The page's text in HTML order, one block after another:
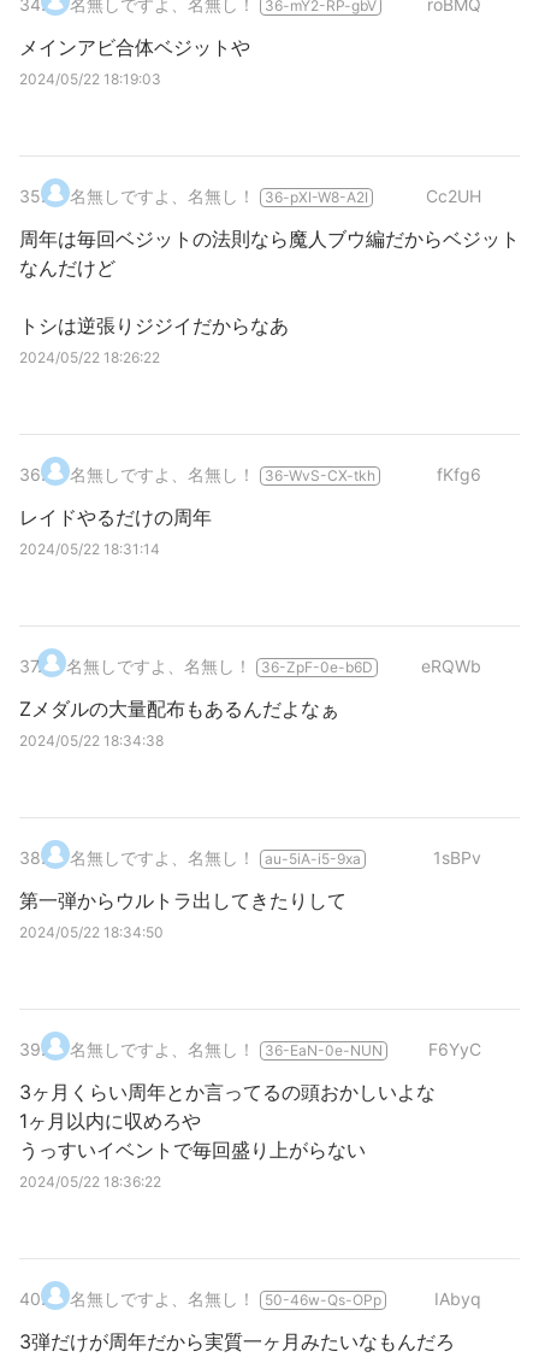
36-mY2-RP-gbV
メインアビ合体ベジットや
2024/05/22 18:19:03
35. 名無しですよ、名無し！ 36-pXI-W8-A2I Cc2UH
周年は毎回ベジットの法則なら魔人ブウ編だからベジット
なんだけど
トシは逆張りジジイだからなあ
2024/05/22 18:26:22
36. 名無しですよ、名無し！ 36-WvS-CX-tkh fKfg6
レイドやるだけの周年
2024/05/22 18:31:14
37. 名無しですよ、名無し！ 36-ZpF-0e-b6D eRQWb
Zメダルの大量配布もあるんだよなぁ
2024/05/22 18:34:38
38. 名無しですよ、名無し！ au-5iA-i5-9xa 1sBPv
第一弾からウルトラ出してきたりして
2024/05/22 18:34:50
39. 名無しですよ、名無し！ 36-EaN-0e-NUN F6YyC
3ヶ月くらい周年とか言ってるの頭おかしいよな
1ヶ月以内に収めろや
うっすいイベントで毎回盛り上がらない
2024/05/22 18:36:22
40. 名無しですよ、名無し！ 50-46w-Qs-OPp IAbyq
3弾だけが周年だから実質一ヶ月みたいなもんだろ